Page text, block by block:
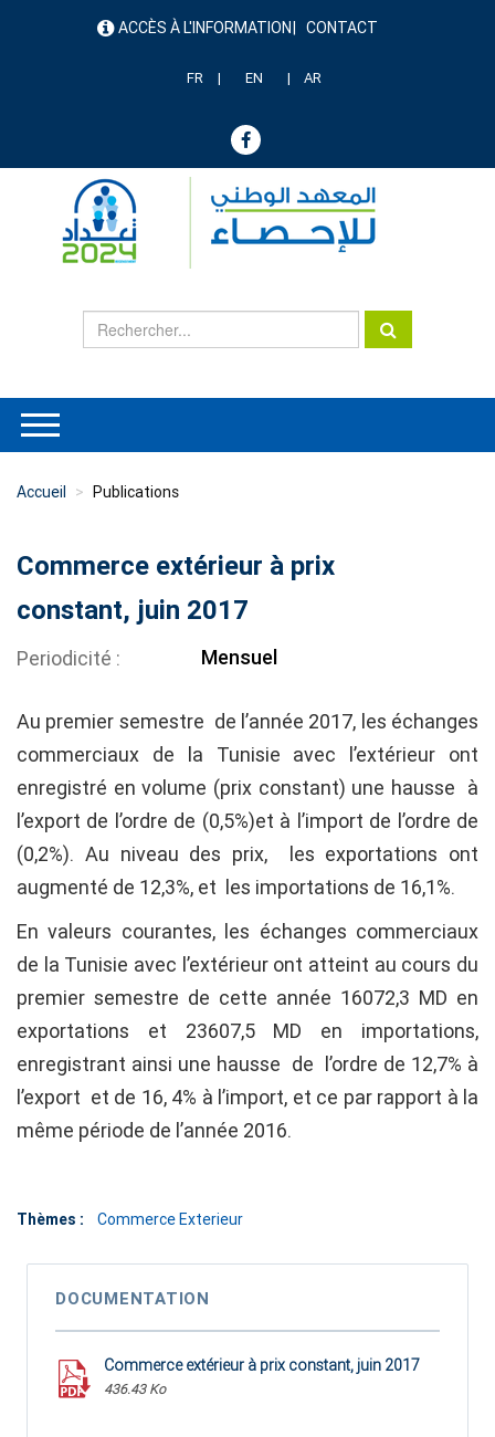
menu ACCÈS À L'INFORMATION CONTACT
FR EN AR
Accueil Publications
Commerce extérieur à prix
constant, juin 2017
Periodicité Mensuel
Au premier semestre de l’année 2017, les échanges
commerciaux de la Tunisie avec l’extérieur ont
enregistré en volume (prix constant) une hausse à
l’export de l’ordre de (0,5%)et à l’import de l’ordre de
(0,2%). Au niveau des prix, les exportations ont
augmenté de 12,3%, et les importations de 16,1%.
En valeurs courantes, les échanges commerciaux
de la Tunisie avec l’extérieur ont atteint au cours du
premier semestre de cette année 16072,3 MD en
exportations et 23607,5 MD en importations,
enregistrant ainsi une hausse de l’ordre de 12,7% à
l’export et de 16, 4% à l’import, et ce par rapport à la
même période de l’année 2016.
Thèmes : Commerce Exterieur
DOCUMENTATION
Commerce extérieur à prix constant, juin 2017
436.43 Ko